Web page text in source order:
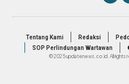
Tentang Kami Redaksi
SOP Perlindungan Wartawan
© 2025 updatenews.co.id. All rights